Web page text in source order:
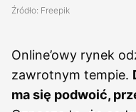
Źródło: Freepik
Online’owy rynek
zawrotnym tempie.
ma się podwoić,